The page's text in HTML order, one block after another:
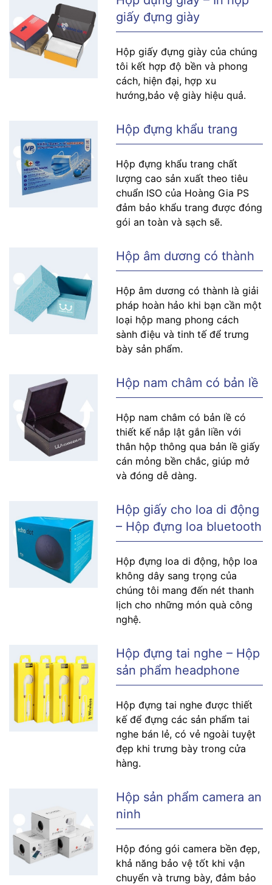
giấy đựng giày
Hộp giấy đựng giày của chúng
tôi kết hợp độ bền và phong
cách, hiện đại, hợp xu
hướng,bảo vệ giày hiệu quả.
Hộp đựng khẩu trang
Hộp đựng khẩu trang chất
lượng cao sản xuất theo tiêu
chuẩn ISO của Hoàng Gia PS
đảm bảo khẩu trang được đóng
gói an toàn và sạch sẽ.
Hộp âm dương có thành
Hộp âm dương có thành là giải
pháp hoàn hảo khi bạn cần một
loại hộp mang phong cách
sành điệu và tinh tế để trưng
bày sản phẩm.
Hộp nam châm có bản lề
Hộp nam châm có bản lề có
thiết kế nắp lật gắn liền với
thân hộp thông qua bản lề giấy
cán mỏng bền chắc, giúp mở
và đóng dễ dàng.
Hộp giấy cho loa di động
– Hộp đựng loa bluetooth
Hộp đựng loa di động, hộp loa
không dây sang trọng của
chúng tôi mang đến nét thanh
lịch cho những món quà công
nghệ.
Hộp đựng tai nghe – Hộp
sản phẩm headphone
Hộp đựng tai nghe được thiết
kế để đựng các sản phẩm tai
nghe bán lẻ, có vẻ ngoài tuyệt
đẹp khi trưng bày trong cửa
hàng.
Hộp sản phẩm camera an
ninh
Hộp đóng gói camera bền đẹp,
khả năng bảo vệ tốt khi vận
chuyển và trưng bày, đảm bảo